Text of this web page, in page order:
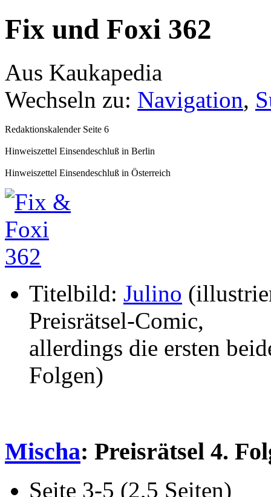
Fix und Foxi 362
Aus Kaukapedia
Wechseln zu: Navigation,
Redaktionskalender Seite 6
Hinweiszettel Einsendeschluß in Berlin
Hinweiszettel Einsendeschluß in Österreich
Titelbild: Julino
Preisrätsel-Comic,
allerdings die ersten
Folgen)
Mischa: Preisrätsel 4.
Seite 3-5 (2,5 Seiten)